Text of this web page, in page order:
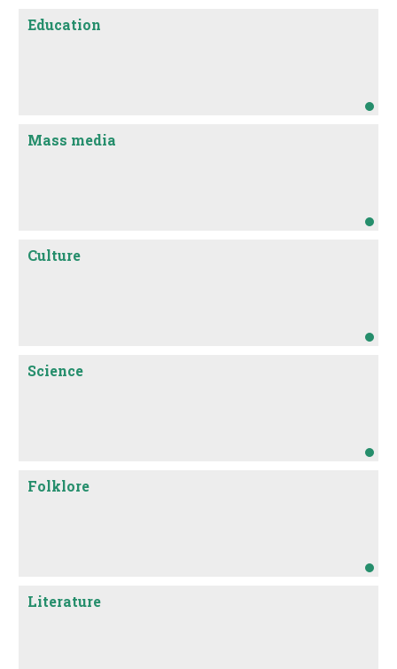
Education
Mass media
Culture
Science
Folklore
Literature